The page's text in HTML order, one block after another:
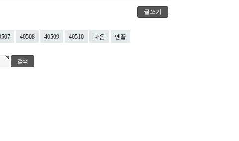
글쓰기
40508 40509 40510 다음 맨끝